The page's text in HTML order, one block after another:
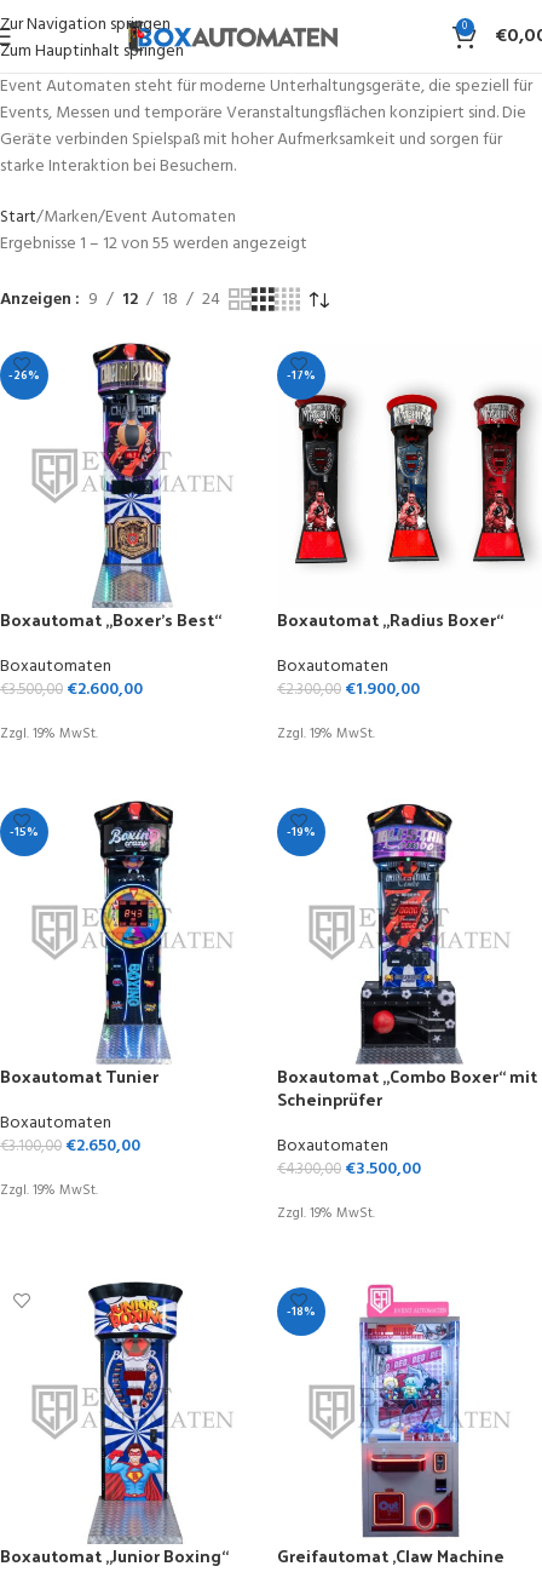
Zur Navigation springen
Zum Hauptinhalt springen
0 €
Event Automaten steht für moderne Unterhaltungsgeräte, die speziell für
Events, Messen und temporäre Veranstaltungsflächen konzipiert sind. Die
Geräte verbinden Spielspaß mit hoher Aufmerksamkeit und sorgen für
starke Interaktion bei Besuchern.
Start Marken Event Automaten
Ergebnisse 1 – 12 von 55 werden angezeigt
Anzeigen
9 12 18 24
-26%
Boxautomat „Boxer’s Best“
Boxautomaten
€3.500,00 €2.600,00
Zzgl. 19% MwSt.
-17%
Boxautomat „Radius Boxer“
Boxautomaten
€2.300,00 €1.900,00
Zzgl. 19% MwSt.
-15%
Boxautomat Tunier
Boxautomaten
€3.100,00 €2.650,00
Zzgl. 19% MwSt.
-19%
Boxautomat „Combo Boxer“ mit
Scheinprüfer
Boxautomaten
€4.300,00 €3.500,00
Zzgl. 19% MwSt.
Boxautomat „Junior Boxing“
-18%
Greifautomat ,Claw Machine